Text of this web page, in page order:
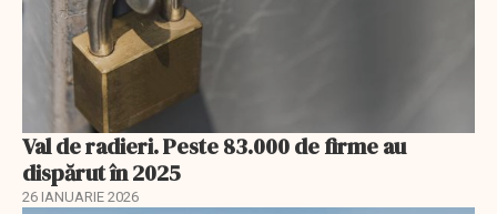
Val de radieri. Peste 83.000 de firme au
dispărut în 2025
26 IANUARIE 2026